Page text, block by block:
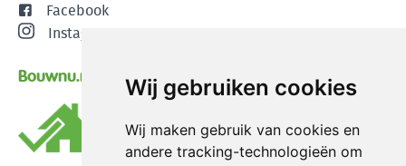
Wij gebruiken cookies
Wij maken gebruik van cookies en
andere tracking-technologieën om
Facebook
Instagram
Bouwnu.nl